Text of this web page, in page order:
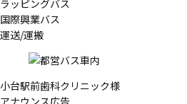
ラッピングバス
国際興業バス
運送/運搬
小台駅前歯科クリニック様
アナウンス広告